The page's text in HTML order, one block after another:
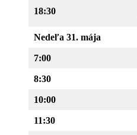
18:30
Nedeľa 31. mája
7:00
8:30
10:00
11:30